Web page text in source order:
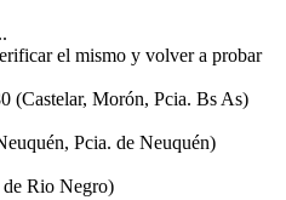
el mismo y volver a probar
(Castelar, Morón, Pcia. Bs As)
Pcia. de Neuquén)
Rio Negro)